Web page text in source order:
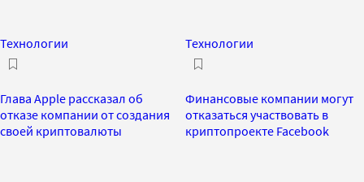
Технологии
Глава Apple рассказал об
отказе компании от создания
своей криптовалюты
Технологии
Финансовые компании могут
отказаться участвовать в
криптопроекте Facebook